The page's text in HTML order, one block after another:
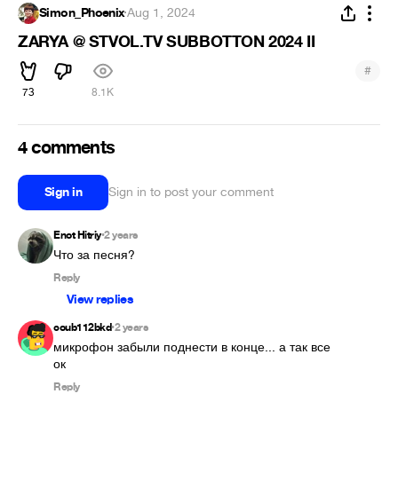
Simon_Phoenix·Aug 1, 2024
ZARYA @ STVOL.TV SUBBOTTON 2024 II
73 8.1K
#
4 comments
Sign in Sign in to post your comment
Enot Hitriy•2 years
Что за песня?
Reply
View replies
coub112bkd•2 years
микрофон забыли поднести в конце... а так все
ок
Reply